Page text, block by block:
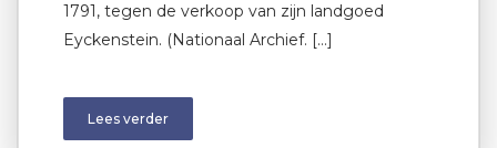
1791, tegen de verkoop van zijn landgoed
Eyckenstein. (Nationaal Archief. […]
Lees verder